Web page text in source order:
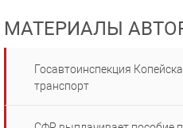
МАТЕРИАЛЫ
Госавтоинспекция
транспорт